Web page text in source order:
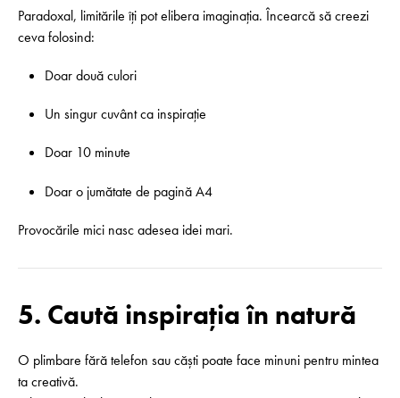
Paradoxal, limitările îți pot elibera imaginația. Încearcă să creezi
ceva folosind:
Doar două culori
Un singur cuvânt ca inspirație
Doar 10 minute
Doar o jumătate de pagină A4
Provocările mici nasc adesea idei mari.
5. Caută inspirația în natură
O plimbare fără telefon sau căști poate face minuni pentru mintea
ta creativă.